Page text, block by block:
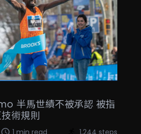
半馬世績不被承認 被指
術規則
1 min read 1,244 steps